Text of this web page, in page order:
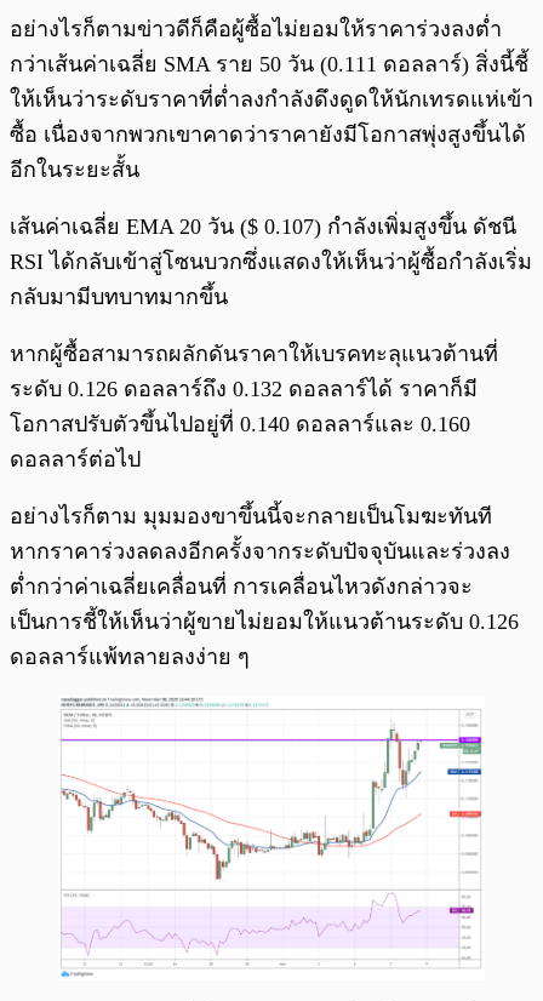
อย่างไรก็ตามข่าวดีก็คือผู้ซื้อไม่ยอมให้ราคาร่วงลงต่ำ
กว่าเส้นค่าเฉลี่ย SMA ราย 50 วัน (0.111 ดอลลาร์) สิ่งนี้ชี้
ให้เห็นว่าระดับราคาที่ต่ำลงกำลังดึงดูดให้นักเทรดแห่เข้า
ซื้อ เนื่องจากพวกเขาคาดว่าราคายังมีโอกาสพุ่งสูงขึ้นได้
อีกในระยะสั้น
เส้นค่าเฉลี่ย EMA 20 วัน ($ 0.107) กำลังเพิ่มสูงขึ้น ดัชนี
RSI ได้กลับเข้าสู่โซนบวกซึ่งแสดงให้เห็นว่าผู้ซื้อกำลังเริ่ม
กลับมามีบทบาทมากขึ้น
หากผู้ซื้อสามารถผลักดันราคาให้เบรคทะลุแนวต้านที่
ระดับ 0.126 ดอลลาร์ถึง 0.132 ดอลลาร์ได้ ราคาก็มี
โอกาสปรับตัวขึ้นไปอยู่ที่ 0.140 ดอลลาร์และ 0.160
ดอลลาร์ต่อไป
อย่างไรก็ตาม มุมมองขาขึ้นนี้จะกลายเป็นโมฆะทันที
หากราคาร่วงลดลงอีกครั้งจากระดับปัจจุบันและร่วงลง
ต่ำกว่าค่าเฉลี่ยเคลื่อนที่ การเคลื่อนไหวดังกล่าวจะ
เป็นการชี้ให้เห็นว่าผู้ขายไม่ยอมให้แนวต้านระดับ 0.126
ดอลลาร์แพ้ทลายลงง่าย ๆ